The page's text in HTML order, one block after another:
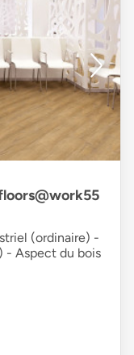
(ordinaire) -
- Aspect du bois